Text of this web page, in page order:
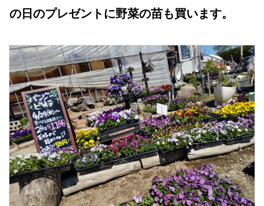
の日のプレゼントに野菜の苗も買います。